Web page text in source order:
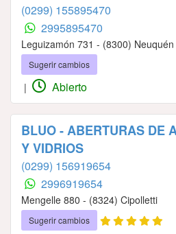
(0299) 155895470
2995895470
Leguizamón 731 - (8300) Neuquén
Sugerir cambios
| Abierto
BLUO - ABERTURAS DE
Y VIDRIOS
(0299) 156919654
2996919654
Mengelle 880 - (8324) Cipolletti
Sugerir cambios